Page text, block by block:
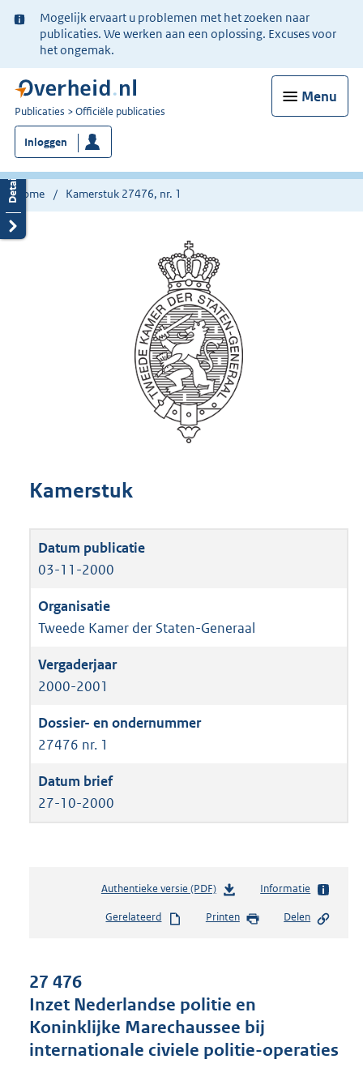
Ter
informatie:
Mogelijk ervaart u problemen met het zoeken naar
publicaties. We werken aan een oplossing. Excuses voor
het ongemak.
Menu
U
bent
nu
hier:
Publicaties Officiële publicaties
Inloggen
Home Kamerstuk 27476, nr. 1
Kamerstuk
03-11-2000
Tweede Kamer der Staten-Generaal
2000-2001
27476 nr. 1
27-10-2000
Authentieke versie (PDF)b
s
s
g
o
Informatie
Gerelateerd Printen Delen
27 476
Inzet Nederlandse politie en
Koninklijke Marechaussee bij
internationale civiele politie-operaties